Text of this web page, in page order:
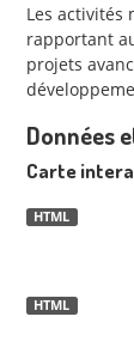
Les activités
rapportant
projets
Données
Carte
HTML
HTML